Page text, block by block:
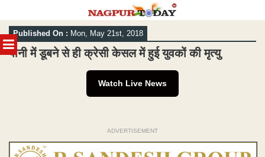
MENU
Skip
to
content
Published On : Mon, May 21st, 2018
पानी में डूबने से ही क्रेसी केसल में हुई युवकों की मृत्यु
Watch Live News
ADVERTISEMENT